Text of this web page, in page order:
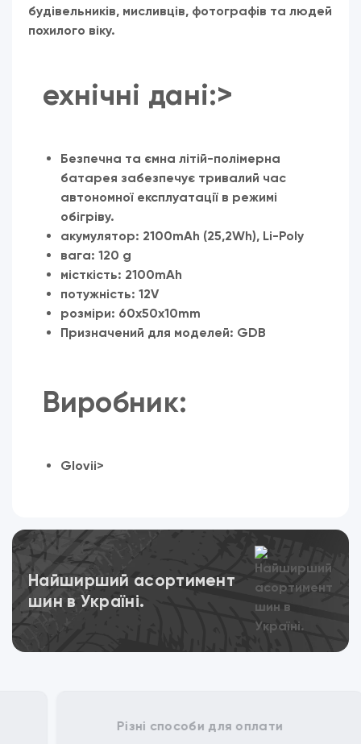
будівельників, мисливців, фотографів та людей
похилого віку.
ехнічні дані:>
Безпечна та ємна літій-полімерна
батарея забезпечує тривалий час
автономної експлуатації в режимі
обігріву.
акумулятор: 2100mAh (25,2Wh), Li-Poly
вага: 120 g
місткість: 2100mAh
потужність: 12V
розміри: 60x50x10mm
Призначений для моделей: GDB
Виробник:
Glovii>
Найширший асортимент
шин в Україні.
Переглянути
Різні способи для оплати